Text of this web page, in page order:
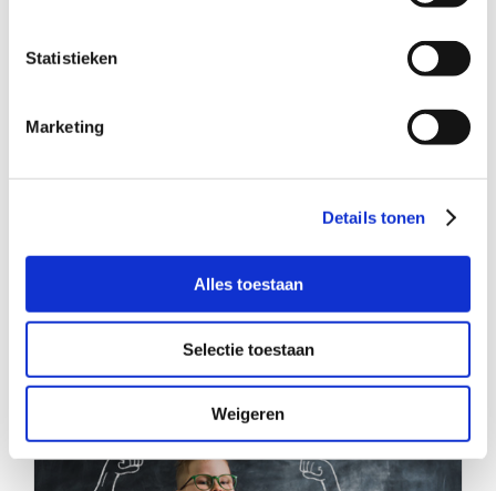
Statistieken
Marketing
Details tonen
Alles toestaan
Selectie toestaan
Weigeren